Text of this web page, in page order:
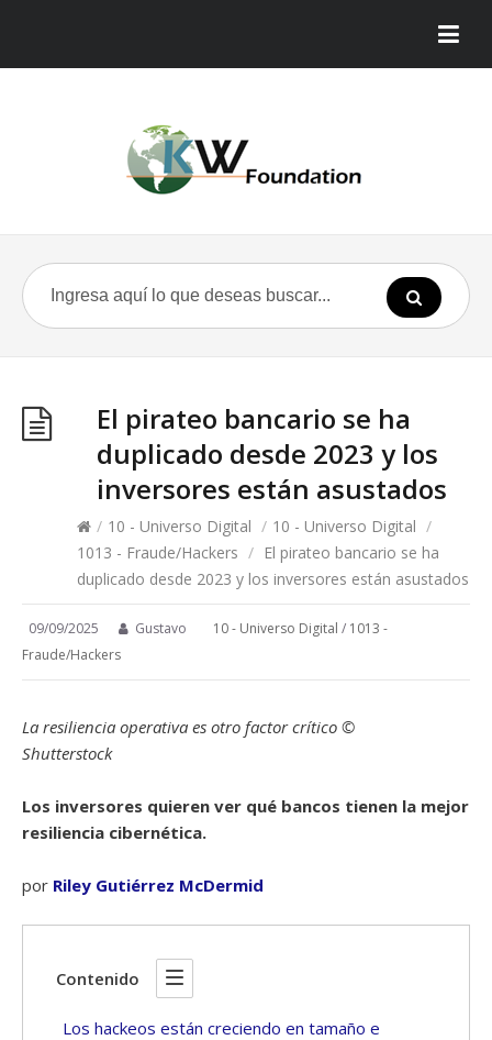
El pirateo bancario se ha
duplicado desde 2023 y los
inversores están asustados
/ 10 - Universo Digital / 10 - Universo Digital /
1013 - Fraude/Hackers / El pirateo bancario se ha
duplicado desde 2023 y los inversores están asustados
09/09/2025 Gustavo 10 - Universo Digital / 1013 -
Fraude/Hackers
La resiliencia operativa es otro factor crítico ©
Shutterstock
Los inversores quieren ver qué bancos tienen la mejor
resiliencia cibernética.
por Riley Gutiérrez McDermid
Contenido
Los hackeos están creciendo en tamaño e